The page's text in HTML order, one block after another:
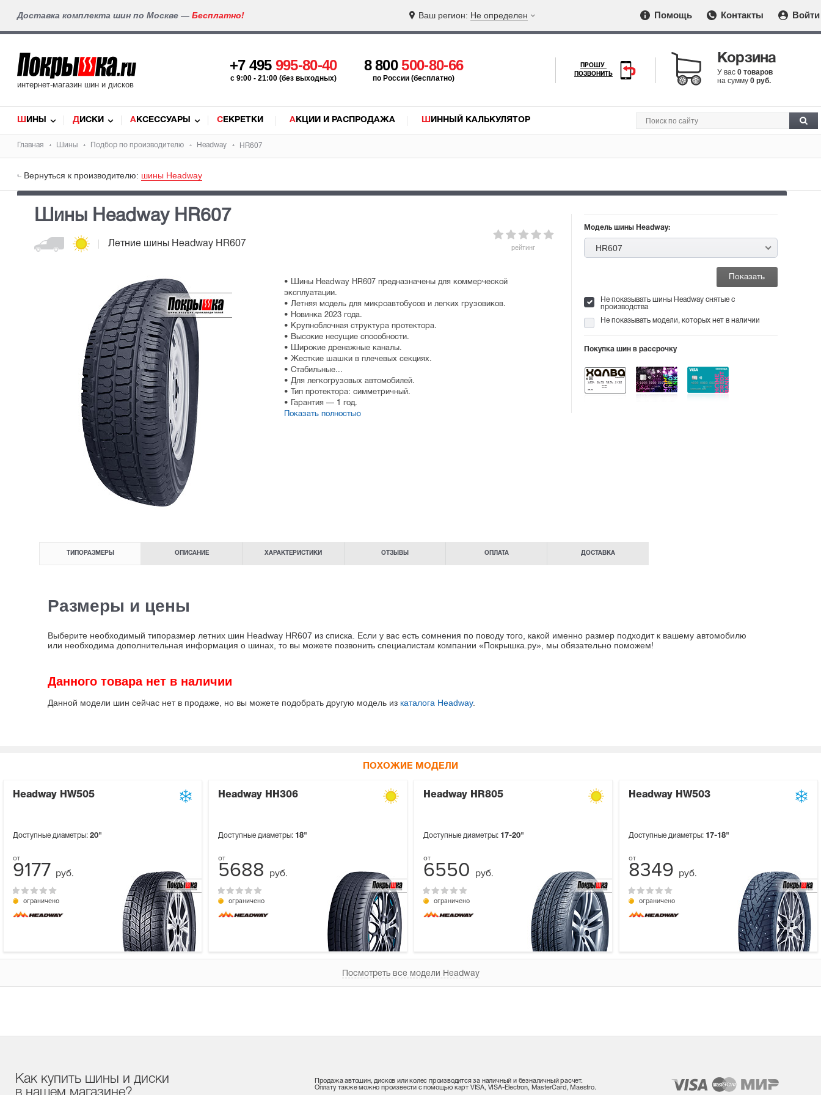
Доставка комплекта шин по Москве — Бесплатно! Ваш регион: Не определен Помощь Контакты Войти
интернет-магазин шин и дисков
+7 495 995-80-40
c 9:00 - 21:00 (без выходных)
8 800500-80-66
по России (бесплатно)
ПРОШУ
ПОЗВОНИТЬ
Корзина
У вас 0 товаров
на сумму 0 руб.
ШИНЫ ДИСКИ АКСЕССУАРЫ СЕКРЕТКИ АКЦИИ И РАСПРОДАЖА ШИННЫЙ КАЛЬКУЛЯТОР
Главная Шины Подбор по производителю Headway HR607
Вернуться к производителю: шины Headway
Шины Headway HR607
Летние шины Headway HR607 рейтинг
• Шины Headway HR607 предназначены для коммерческой
эксплуатации.
• Летняя модель для микроавтобусов и легких грузовиков.
• Новинка 2023 года.
• Крупноблочная структура протектора.
• Высокие несущие способности.
• Широкие дренажные каналы.
• Жесткие шашки в плечевых секциях.
• Стабильные...
• Для легкогрузовых автомобилей.
• Тип протектора: симметричный.
• Гарантия — 1 год.
Показать полностью
Модель шины Headway:
HR607
Не показывать шины Headway снятые с
производства
Не показывать модели, которых нет в наличии
Покупка шин в рассрочку
ТИПОРАЗМЕРЫ ОПИСАНИЕ ХАРАКТЕРИСТИКИ ОТЗЫВЫ ОПЛАТА ДОСТАВКА
Размеры и цены
Выберите необходимый типоразмер летних шин Headway HR607 из списка. Если у вас есть сомнения по поводу того, какой именно размер подходит к вашему автомобилю
или необходима дополнительная информация о шинах , то вы можете позвонить специалистам компании «Покрышка.ру» , мы обязательно поможем!
Данного товара нет в наличии
Данной модели шин сейчас нет в продаже, но вы можете подобрать другую модель из каталога Headway.
ПОХОЖИЕ МОДЕЛИ
Headway HW505
Доступные диаметры: 20"
9177 руб.
ограничено
Headway HH306
Доступные диаметры: 18"
5688 руб.
ограничено
Headway HR805
Доступные диаметры: 17-20"
6550 руб.
ограничено
Headway HW503
Доступные диаметры: 17-18"
8349 руб.
ограничено
Посмотреть все модели Headway
Как купить шины и диски
в нашем магазине?
Продажа автошин, дисков или колес производится за наличный и безналичный расчет.
Оплату также можно произвести с помощью карт VISA, VISA-Electron, MasterCard, Maestro.